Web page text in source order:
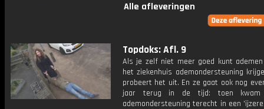
Alle afleveringen
Topdoks: Afl. 9
Als je zelf niet meer goed kunt
het ziekenhuis ademondersteuning
probeert het uit. En ze gaat ook nog
jaar terug in de tijd: toen
ademondersteuning terecht in een